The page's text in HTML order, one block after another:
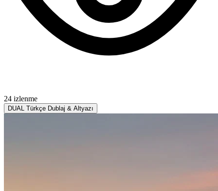
24 izlenme
DUAL Türkçe Dublaj & Altyazı